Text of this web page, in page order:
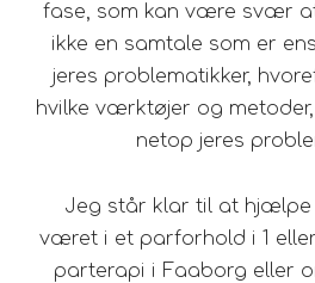
fase, som kan være svær
ikke en samtale som er
jeres problematikker,
hvilke værktøjer og
netop jeres
Jeg står klar til at hjælpe
været i et parforhold i 1
parterapi i Faaborg eller